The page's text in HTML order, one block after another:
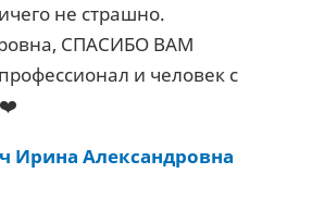
не страшно.
СПАСИБО ВАМ
и человек с
❤️
Ирина Александровна